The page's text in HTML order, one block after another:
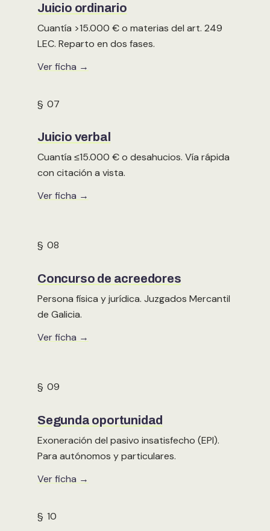
Juicio ordinario
Cuantía >15.000 € o materias del art. 249
LEC. Reparto en dos fases.
Ver ficha →
§ 07
Juicio verbal
Cuantía ≤15.000 € o desahucios. Vía rápida
con citación a vista.
Ver ficha →
§ 08
Concurso de acreedores
Persona física y jurídica. Juzgados Mercantil
de Galicia.
Ver ficha →
§ 09
Segunda oportunidad
Exoneración del pasivo insatisfecho (EPI).
Para autónomos y particulares.
Ver ficha →
§ 10